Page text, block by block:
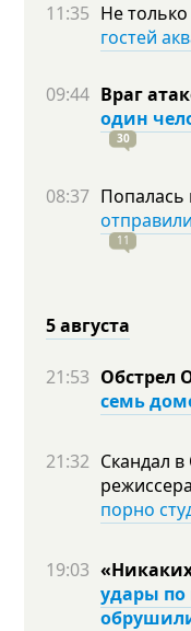
11:35 Не только
гостей
09:44 Враг
один
30
08:37 Попалась
11
5 августа
21:53 Обстрел
семь
21:32 Скандал
режиссера
порно
19:03
удары